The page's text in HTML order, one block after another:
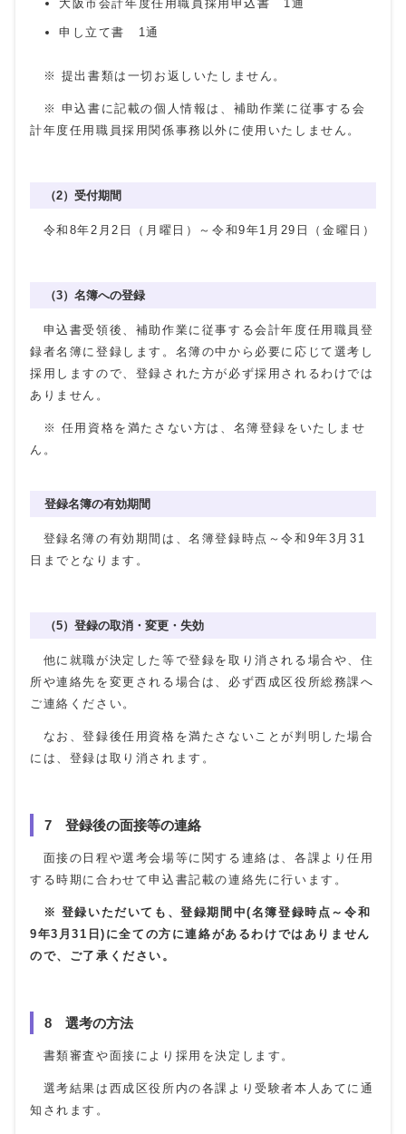
大阪市会計年度任用職員採用申込書 1通
申し立て書 1通
※ 提出書類は一切お返しいたしません。
※ 申込書に記載の個人情報は、補助作業に従事する会
計年度任用職員採用関係事務以外に使用いたしません。
（2）受付期間
令和8年2月2日（月曜日）～令和9年1月 29 日（金曜日）
（3）名簿への登録
申込書受領後、補助作業に従事する会計年度任用職員登
録者名簿に登録します。名簿の中から必要に応じて選考し
採用しますので、登録された方が必ず採用されるわけでは
ありません。
※ 任用資格を満たさない方は、名簿登録をいたしませ
ん。
登録名簿の有効期間
登録名簿の有効期間は、名簿登録時点～令和9年3月 31
日までとなります。
（5）登録の取消・変更・失効
他に就職が決定した等で登録を取り消される場合や、住
所や連絡先を変更される場合は、必ず西成区役所総務課へ
ご連絡ください。
なお、登録後任用資格を満たさないことが判明した場合
には、登録は取り消されます。
7 登録後の面接等の連絡
面接の日程や選考会場等に関する連絡は、各課より任用
する時期に合わせて申込書記載の連絡先に行います。
※ 登録いただいても、登録期間中(名簿登録時点～ 令和
9年3月31 日)に全ての方に連絡があるわけではありません
ので、ご了承ください。
8 選考の方法
書類審査や面接により採用を決定します。
選考結果は西成区役所内の各課より受験者本人あてに通
知されます。